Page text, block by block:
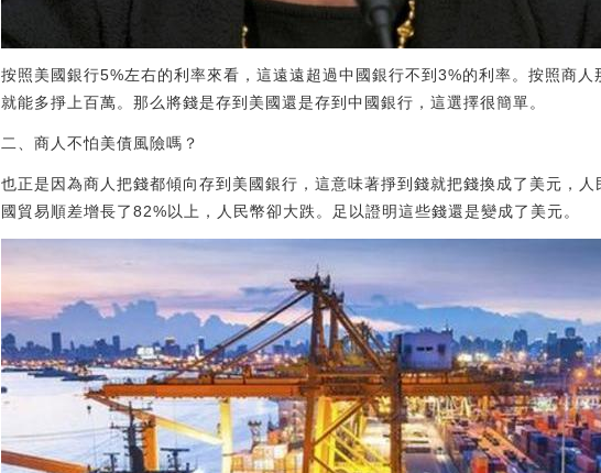
按照美國銀行5%左右的利率來看，這遠遠超過中國銀行不到3%的利率。按照商
就能多掙上百萬。那么將錢是存到美國還是存到中國銀行，這選擇很簡單。
二、商人不怕美債風險嗎？
也正是因為商人把錢都傾向存到美國銀行，這意味著掙到錢就把錢換成了美元，
國貿易順差增長了82%以上，人民幣卻大跌。足以證明這些錢還是變成了美元。